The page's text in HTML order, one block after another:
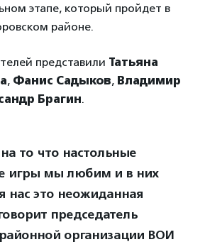
этапе, который пройдет в
районе.
представили Татьяна
, Фанис Садыков, Владимир
Брагин.
то что настольные
игры мы любим и в них
нас это неожиданная
председатель
организации ВОИ